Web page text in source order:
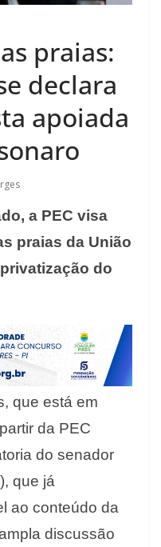
praias:
declara
apoiada
a PEC visa
praias da União
do
que está em
da PEC
do senador
que já
ao conteúdo da
discussão